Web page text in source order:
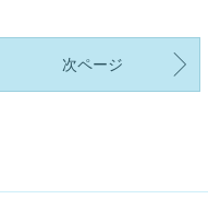
次ページ